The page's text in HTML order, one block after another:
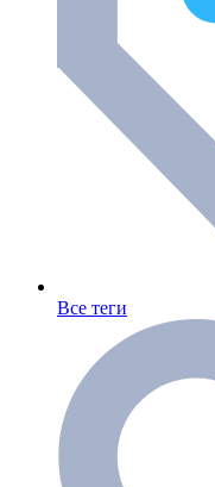
Все теги